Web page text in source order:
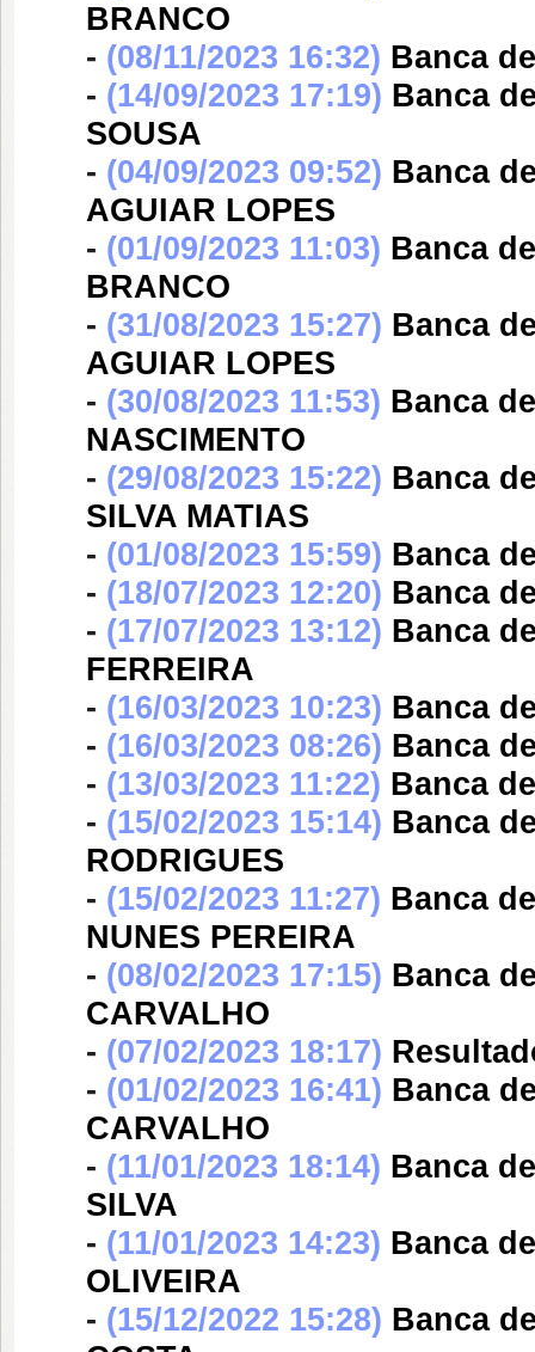
BRANCO
- (08/11/2023 16:32) Banca
- (14/09/2023 17:19) Banca
SOUSA
- (04/09/2023 09:52) Banca
AGUIAR LOPES
- (01/09/2023 11:03) Banca
BRANCO
- (31/08/2023 15:27) Banca
AGUIAR LOPES
- (30/08/2023 11:53) Banca
NASCIMENTO
- (29/08/2023 15:22) Banca
SILVA MATIAS
- (01/08/2023 15:59) Banca
- (18/07/2023 12:20) Banca
- (17/07/2023 13:12) Banca
FERREIRA
- (16/03/2023 10:23) Banca
- (16/03/2023 08:26) Banca
- (13/03/2023 11:22) Banca
- (15/02/2023 15:14) Banca
RODRIGUES
- (15/02/2023 11:27) Banca
NUNES PEREIRA
- (08/02/2023 17:15) Banca
CARVALHO
- (07/02/2023 18:17)
- (01/02/2023 16:41) Banca
CARVALHO
- (11/01/2023 18:14) Banca
SILVA
- (11/01/2023 14:23) Banca
OLIVEIRA
- (15/12/2022 15:28) Banca